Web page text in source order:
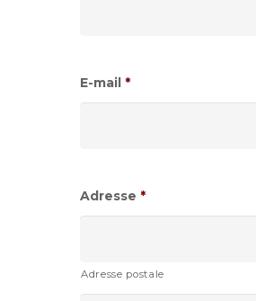
E-mail *
Adresse *
Adresse postale